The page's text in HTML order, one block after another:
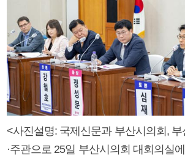
<사진설명: 국제신문과 부산시의회,
·주관으로 25일 부산시의회 대회의실